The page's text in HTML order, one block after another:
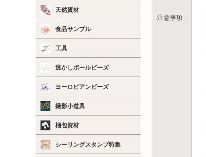
天然資材
食品サンプル
工具
透かしボールビーズ
ヨーロピアンビーズ
撮影小道具
梱包資材
シーリングスタンプ特集
注意事項